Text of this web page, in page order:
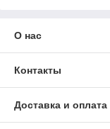
О нас
Контакты
Доставка и оплата